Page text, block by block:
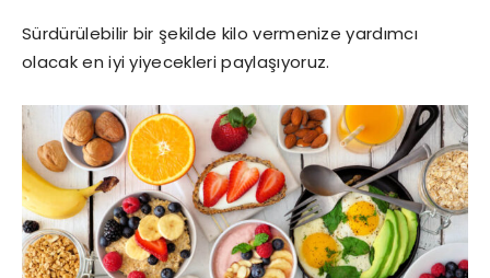
Sürdürülebilir bir şekilde kilo vermenize yardımcı
olacak en iyi yiyecekleri paylaşıyoruz.